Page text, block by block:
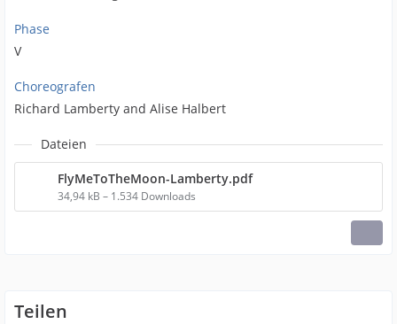
Phase
V
Choreografen
Richard Lamberty and Alise Halbert
Dateien
FlyMeToTheMoon-Lamberty.pdf
34,94 kB – 1.534 Downloads
Teilen